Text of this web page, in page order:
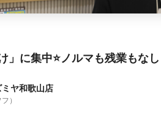
」に集中⭐ノルマも残業もなし
ヤ和歌山店
）